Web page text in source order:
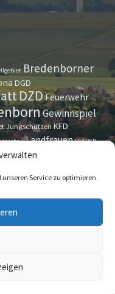
unseren Service zu optimieren.
Bredenborner
DGD
DZDFeuerwehr
Gewinnspiel
JungschützenKFD
Landfrauen LEADER
Oktoberfest
Tipps & Tricks